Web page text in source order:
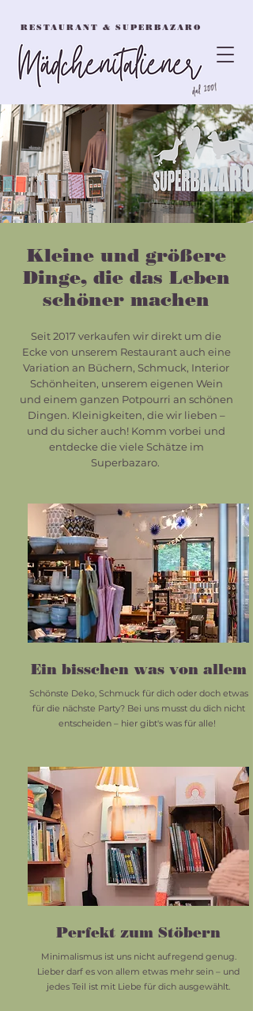
RESTAURANT & SUPERBAZARO
Kleine und größere
Dinge, die das Leben
schöner machen
Seit 2017 verkaufen wir direkt um die
Ecke von unserem Restaurant auch eine
Variation an Büchern, Schmuck, Interior
Schönheiten, unserem eigenen Wein
und einem ganzen Potpourri an schönen
Dingen. Kleinigkeiten, die wir lieben –
und du sicher auch! Komm vorbei und
entdecke die viele Schätze im
Superbazaro.
Ein bisschen was von allem
Schönste Deko, Schmuck für dich oder doch etwas
für die nächste Party? Bei uns musst du dich nicht
entscheiden – hier gibt's was für alle!
Perfekt zum Stöbern
Minimalismus ist uns nicht aufregend genug.
Lieber darf es von allem etwas mehr sein – und
jedes Teil ist mit Liebe für dich ausgewählt.